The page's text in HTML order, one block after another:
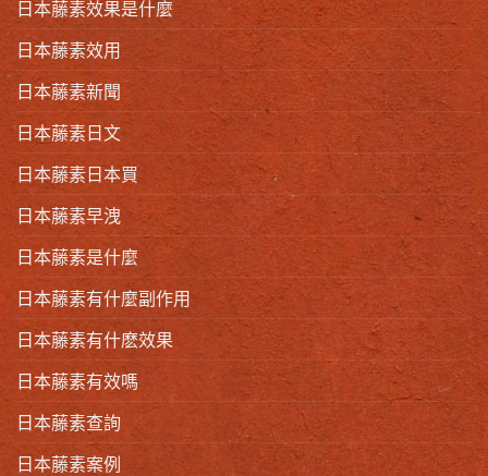
日本藤素效果是什麼
日本藤素效用
日本藤素新聞
日本藤素日文
日本藤素日本買
日本藤素早洩
日本藤素是什麼
日本藤素有什麼副作用
日本藤素有什麽效果
日本藤素有效嗎
日本藤素查詢
日本藤素案例